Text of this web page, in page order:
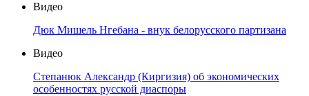
Видео
Дюк Мишель Нгебана - внук белорусского партизана
Видео
Степанюк Александр (Киргизия) об экономических
особенностях русской диаспоры